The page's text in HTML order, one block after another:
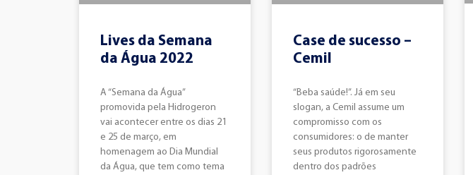
Lives da Semana
da Água 2022
A “Semana da Água”
promovida pela Hidrogeron
vai acontecer entre os dias 21
e 25 de março, em
homenagem ao Dia Mundial
da Água, que tem como tema
Case de sucesso –
Cemil
“Beba saúde!”. Já em seu
slogan, a Cemil assume um
compromisso com os
consumidores: o de manter
seus produtos rigorosamente
dentro dos padrões